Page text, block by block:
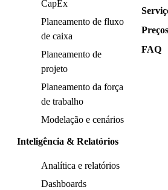
CapEx
Planeamento de fluxo
de caixa
Planeamento de
projeto
Planeamento da força
de trabalho
Modelação e cenários
Inteligência & Relatórios
Analítica e relatórios
Dashboards
Preços
FAQ